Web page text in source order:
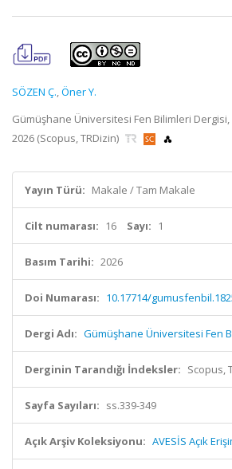
SÖZEN Ç.,Öner Y.
Gümüşhane Üniversitesi Fen Bilimleri Dergisi,
2026 (Scopus, TRDizin)
Yayın Türü: Makale / Tam Makale
Cilt numarası: 16 Sayı: 1
Basım Tarihi: 2026
Doi Numarası: 10.17714/
Dergi Adı: Gümüşhane Üniversitesi Fen
Derginin Tarandığı İndeksler: Scopus,
Sayfa Sayıları: ss.339-349
Açık Arşiv Koleksiyonu: AVESİS Açık